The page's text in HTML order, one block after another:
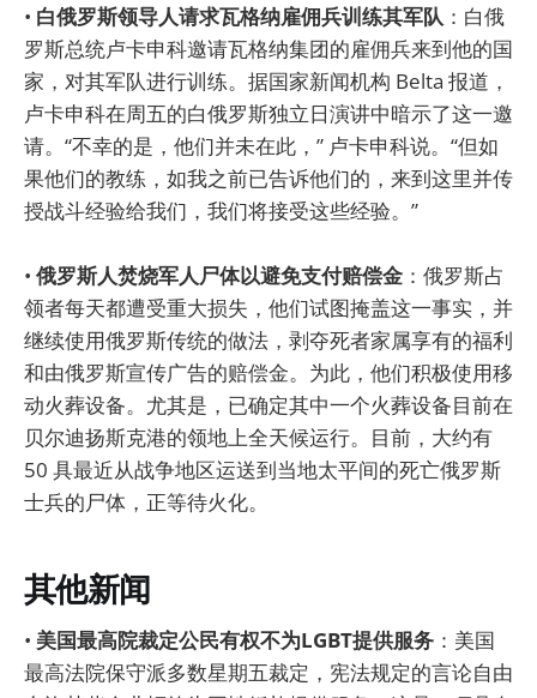
• 白俄罗斯领导人请求瓦格纳雇佣兵训练其军队 ：白俄
罗斯总统卢卡申科邀请瓦格纳集团的雇佣兵来到他的国
家，对其军队进行训练。据国家新闻机构 Belta 报道，
卢卡申科在周五的白俄罗斯独立日演讲中暗示了这一邀
请。“不幸的是，他们并未在此，” 卢卡申科说。“但如
果他们的教练，如我之前已告诉他们的，来到这里并传
授战斗经验给我们，我们将接受这些经验。”
• 俄罗斯人焚烧军人尸体以避免支付赔偿金 ：俄罗斯占
领者每天都遭受重大损失，他们试图掩盖这一事实，并
继续使用俄罗斯传统的做法，剥夺死者家属享有的福利
和由俄罗斯宣传广告的赔偿金。为此，他们积极使用移
动火葬设备。尤其是，已确定其中一个火葬设备目前在
贝尔迪扬斯克港的领地上全天候运行。目前，大约有
50 具最近从战争地区运送到当地太平间的死亡俄罗斯
士兵的尸体，正等待火化。
其他新闻
• 美国最高院裁定公民有权不为LGBT提供服务 ：美国
最高法院保守派多数星期五裁定，宪法规定的言论自由